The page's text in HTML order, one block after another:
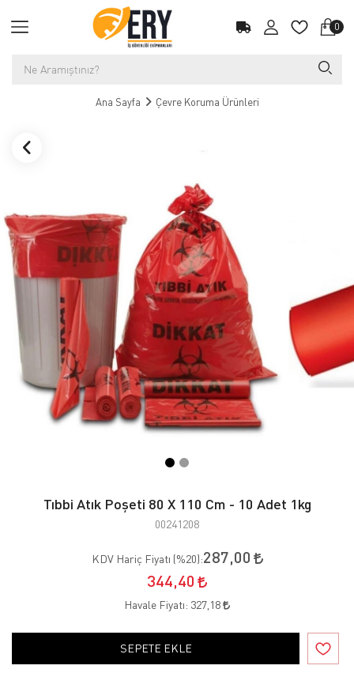
0
Ana Sayfa Çevre Koruma Ürünleri
Tıbbi Atık Poşeti 80 X 110 Cm - 10 Adet 1kg
00241208
KDV Hariç Fiyatı (%20):287,00
344,40
Havale Fiyatı: 327,18
SEPETE EKLE